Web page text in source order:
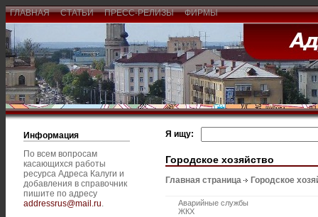
ГЛАВНАЯ СТАТЬИ ПРЕСС-РЕЛИЗЫ ФИРМЫ
Информация
По всем вопросам
касающихся работы
ресурса Адреса Калуги и
добавления в справочник
пишите по адресу
addressrus@mail.ru.
Я ищу:
Городское хозяйство
Главная страница Городское
Аварийные службы
ЖКХ